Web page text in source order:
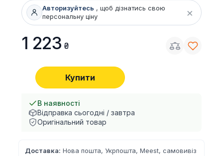
Авторизуйтесь , щоб дізнатись свою
персональну ціну
×
1 223
Купити
В наявності
Відправка сьогодні / завтра
Оригінальний товар
Доставка: Нова пошта, Укрпошта, Meest, самовивіз